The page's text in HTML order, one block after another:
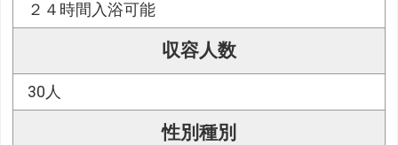
２４時間入浴可能
収容人数
30人
性別種別